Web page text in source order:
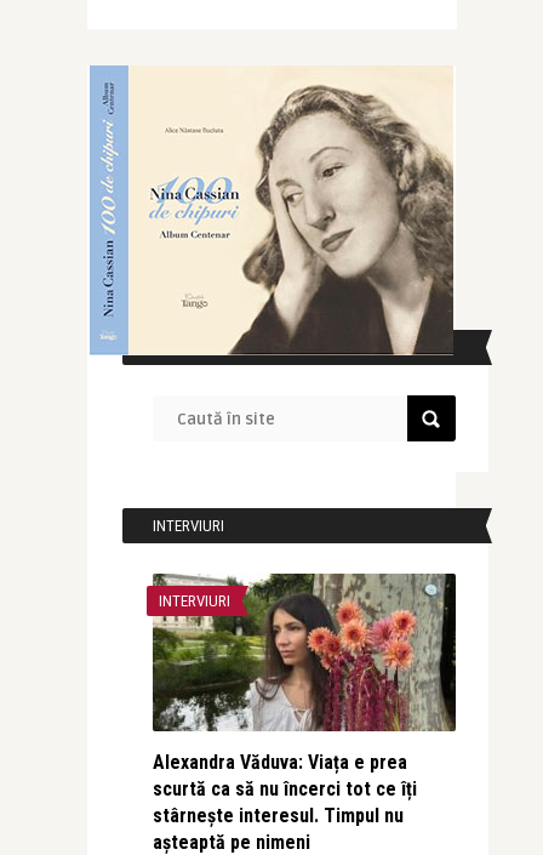
CAUTĂ ÎN SITE
INTERVIURI
INTERVIURI
Alexandra Văduva: Viața e prea
scurtă ca să nu încerci tot ce îți
stârnește interesul. Timpul nu
așteaptă pe nimeni